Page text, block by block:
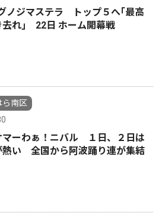
ノジマステラ トップ５へ｢最高
去れ｣ 22日 ホーム開幕戦
ら南区
マーわぁ！ニバル １日、２日は
熱い 全国から阿波踊り連が集結